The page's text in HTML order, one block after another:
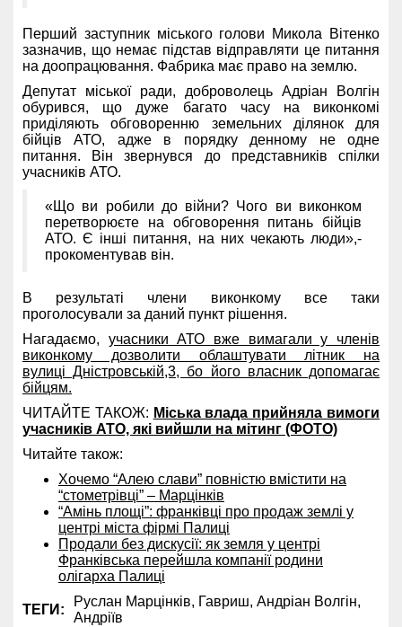
Перший заступник міського голови Микола Вітенко
зазначив, що немає підстав відправляти це питання
на доопрацювання. Фабрика має право на землю.
Депутат міської ради, доброволець Адріан Волгін
обурився, що дуже багато часу на виконкомі
приділяють обговоренню земельних ділянок для
бійців АТО, адже в порядку денному не одне
питання. Він звернувся до представників спілки
учасників АТО.
«Що ви робили до війни? Чого ви виконком
перетворюєте на обговорення питань бійців
АТО. Є інші питання, на них чекають люди»,-
прокоментував він.
В результаті члени виконкому все таки
проголосували за даний пункт рішення.
Нагадаємо, учасники АТО вже вимагали у членів
виконкому дозволити облаштувати літник на
вулиці Дністровській,3, бо його власник допомагає
бійцям.
ЧИТАЙТЕ ТАКОЖ: Міська влада прийняла вимоги
учасників АТО, які вийшли на мітинг (ФОТО)
Читайте також:
Хочемо “Алею слави” повністю вмістити на
“стометрівці” – Марцінків
“Амінь площі”: франківці про продаж землі у
центрі міста фірмі Палиці
Продали без дискусії: як земля у центрі
Франківська перейшла компанії родини
олігарха Палиці
ТЕГИ:
Руслан Марцінків, Гавриш, Андріан Волгін,
Андріїв